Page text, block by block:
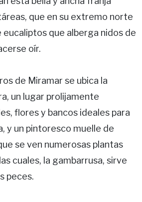
que en su extremo norte
que alberga nidos de
oír.
de Miramar se ubica la
un lugar prolijamente
flores y bancos ideales para
y un pintoresco muelle de
se ven numerosas plantas
cuales, la gambarrusa, sirve
peces.